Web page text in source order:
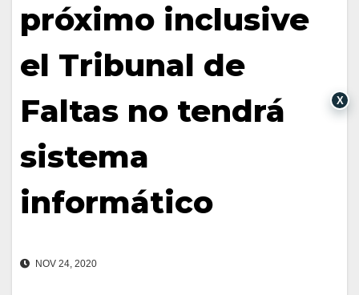
próximo inclusive
el Tribunal de
Faltas no tendrá
sistema
informático
NOV 24, 2020
X